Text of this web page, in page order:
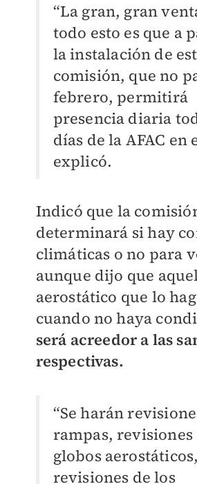
“La gran, gran
todo esto es que a
la instalación de
comisión, que no
febrero, permitirá
presencia diaria
días de la AFAC en
explicó.
Indicó que la
determinará si hay
climáticas o no para
aunque dijo que
aerostático que lo
cuando no haya
será acreedor a las
respectivas.
“Se harán
rampas, revisiones
globos aerostáticos,
revisiones de los